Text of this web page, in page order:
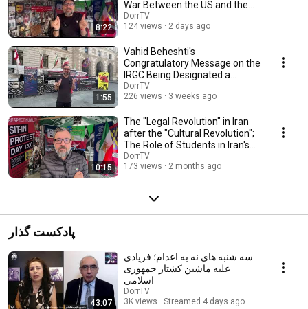
8:22
War Between the US and the
Islamic Repu...
DorrTV
124 views
2 days ago
1:55
Vahid Beheshti's
Congratulatory Message on the
IRGC Being Designated a
Terrorist Organization
DorrTV
226 views
3 weeks ago
10:15
The "Legal Revolution" in Iran
after the "Cultural Revolution";
The Role of Students in Iran's
Fu...
DorrTV
173 views
2 months ago
پادکست گذار
43:07
سه شنبه های نه به اعدام؛ فریادی
علیه ماشین کشتار جمهوری
اسلامی
DorrTV
3K views
Streamed 4 days ago